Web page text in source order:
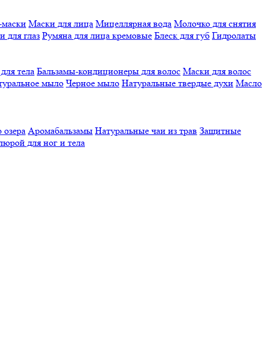
Маски для лица Мицеллярная вода Молочко для снятия
для глаз Румяна для лица кремовые Блеск для губ Гидролаты
тела Бальзамы-кондиционеры для волос Маски для волос
мыло Черное мыло Натуральные твердые духи Масло
озера Аромабальзамы Натуральные чаи из трав Защитные
для ног и тела